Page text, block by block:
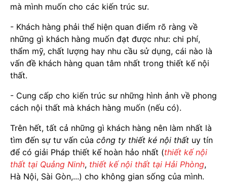
mà mình muốn cho các kiến trúc sư.
- Khách hàng phải thể hiện quan điểm rõ ràng về
những gì khách hàng muốn đạt được như: chi phí,
thẩm mỹ, chất lượng hay nhu cầu sử dụng, cái nào là
vấn đề khách hàng quan tâm nhất trong thiết kế nội
thất.
- Cung cấp cho kiến trúc sư những hình ảnh về phong
cách nội thất mà khách hàng muốn (nếu có).
Trên hết, tất cả những gì khách hàng nên làm nhất là
tìm đến sự tư vấn của công ty thiết ké nội thất uy tín
để có giải Pháp thiết kế hoàn hảo nhất (thiết kế nội
thất tại Quảng Ninh, thiết kế nội thất tại Hải Phòng,
Hà Nội, Sài Gòn,...) cho không gian sống của mình.